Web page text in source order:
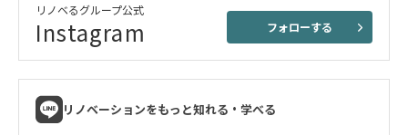
リノベるグループ公式
Instagram フォローする
リノベーションをもっと知れる・学べる